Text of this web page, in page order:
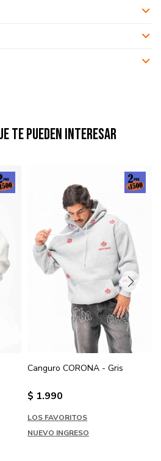
te pueden interesar
Canguro CORONA - Gris
$ 1.990
LOS FAVORITOS
NUEVO INGRESO